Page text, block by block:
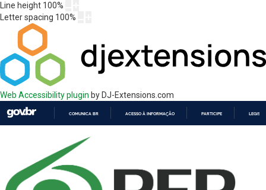
Line height 100%
Letter spacing 100%
Web Accessibility plugin by DJ-Extensions.com
COMUNICA BR ACESSO À INFORMAÇÃO PARTICIPE